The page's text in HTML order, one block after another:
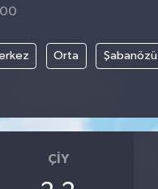
Orta Şabanözü
ÇIY